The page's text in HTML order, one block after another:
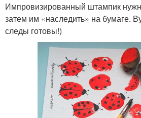
Импровизированный штампик
затем им «наследить» на бумаге.
следы готовы!)